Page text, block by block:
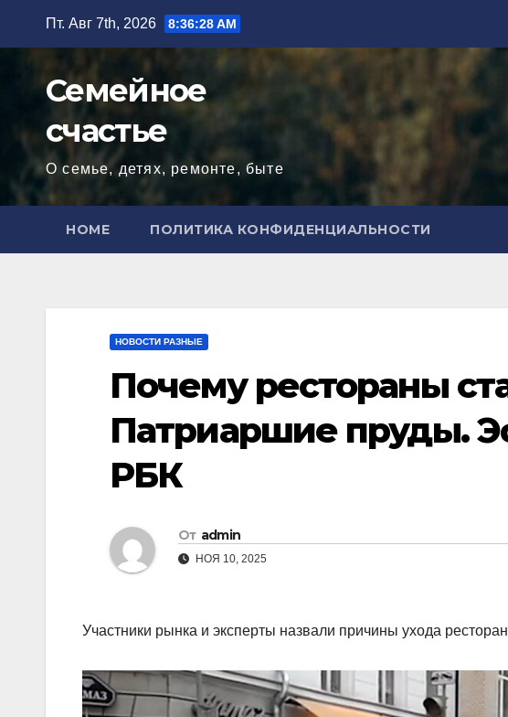
содержимому
Пт. Авг 7th, 2026 8:36:29 AM
Семейное
счастье
О семье, детях, ремонте, быте
HOME ПОЛИТИКА КОНФИДЕНЦИАЛЬНОСТИ
НОВОСТИ РАЗНЫЕ
Почему рестораны
Патриаршие пруды.
РБК
От admin
НОЯ 10, 2025
Участники рынка и эксперты назвали причины ухода